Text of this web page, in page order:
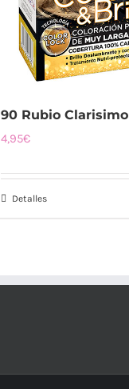
90 Rubio Clarisimo
4,95€
Detalles